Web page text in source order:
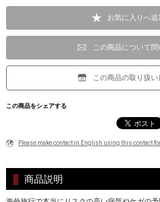
お気に入りへ追
この商品について問
この商品の取り扱い
この商品をシェアする
Please make contact in English using this contact
商品説明